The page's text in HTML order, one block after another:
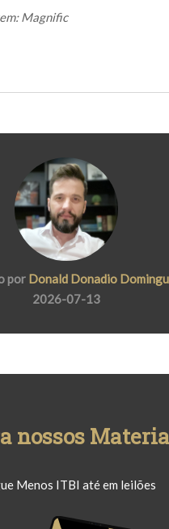
Magnific
por Donald Donadio
2026-07-13
nossos
Menos ITBI até em leilões